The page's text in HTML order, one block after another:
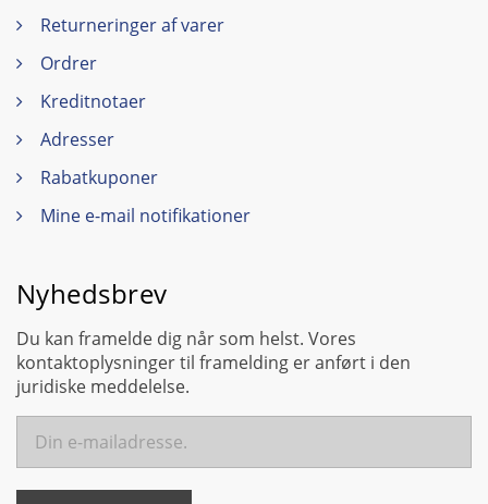
Returneringer af varer
Ordrer
Kreditnotaer
Adresser
Rabatkuponer
Mine e-mail notifikationer
Nyhedsbrev
Du kan framelde dig når som helst. Vores
kontaktoplysninger til framelding er anført i den
juridiske meddelelse.